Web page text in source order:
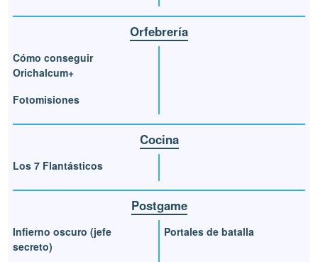
Orfebrería
Cómo conseguir
Orichalcum+
Fotomisiones
Cocina
Los 7 Flantásticos
Postgame
Infierno oscuro (jefe
secreto)
Portales de batalla